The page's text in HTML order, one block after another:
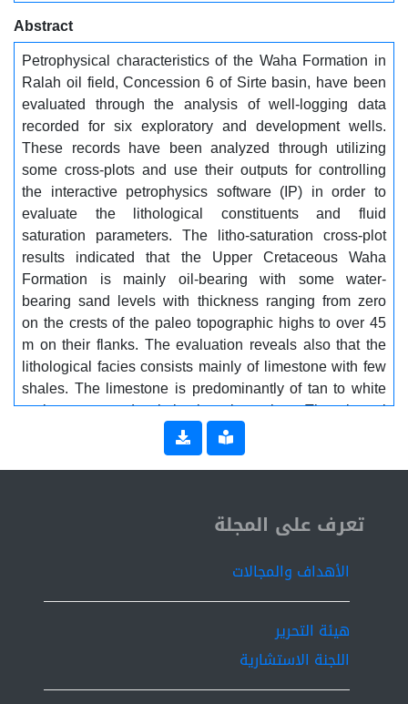
Abstract
Petrophysical characteristics of the Waha Formation in
Ralah oil field, Concession 6 of Sirte basin, have been
evaluated through the analysis of well-logging data
recorded for six exploratory and development wells.
These records have been analyzed through utilizing
some cross-plots and use their outputs for controlling
the interactive petrophysics software (IP) in order to
evaluate the lithological constituents and fluid
saturation parameters. The litho-saturation cross-plot
results indicated that the Upper Cretaceous Waha
Formation is mainly oil-bearing with some water-
bearing sand levels with thickness ranging from zero
on the crests of the paleo topographic highs to over 45
m on their flanks. The evaluation reveals also that the
lithological facies consists mainly of limestone with few
shales. The limestone is predominantly of tan to white
grain supported skeletal calcarenite. The lateral
distribution of the petrophysical parameters portrays
that the Waha Formation is a good reservoir rock and
considered a major reservoir in the Ralah field.
ISSN 2519-9854
تعرف على المجلة
الأهداف والمجالات
هيئة التحرير
اللجنة الاستشارية